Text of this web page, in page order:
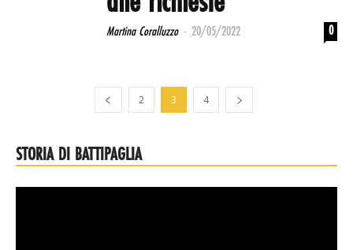
Martina Coralluzzo - 20/05/2022 0
2 3 4
STORIA DI BATTIPAGLIA